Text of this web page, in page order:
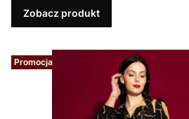
Zobacz produkt
Promocja